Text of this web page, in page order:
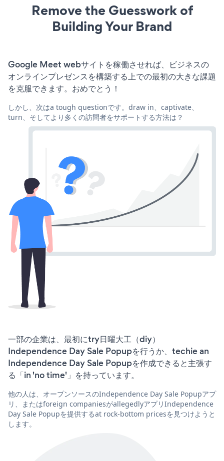
Remove the Guesswork of
Building Your Brand
Google Meet webサイトを稼働させれば、ビジネスの
オンラインプレゼンスを構築する上での最初の大きな課題
を克服できます。おめでとう！
しかし、次はa tough questionです。draw in、captivate、
turn、そしてより多くの訪問者をサポートする方法は？
一部の企業は、最初にtry日曜大工（diy）
Independence Day Sale Popupを行うか、techie an
Independence Day Sale Popupを作成できると主張す
る「in 'no time'」を持っています。
他の人は、オープンソースのIndependence Day Sale Popupアプ
リ、またはforeign companiesがallegedlyアプリIndependence
Day Sale Popupを提供するat rock-bottom pricesを見つけようと
します。